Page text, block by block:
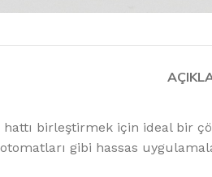
hattı birleştirmek için ideal bir
gibi hassas